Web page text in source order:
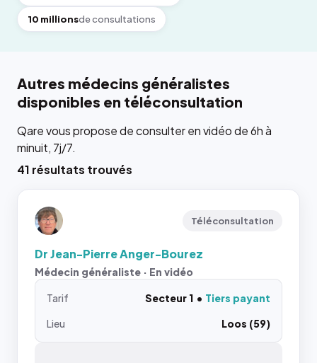
10 millionsde consultations
Autres médecins généralistes
disponibles en téléconsultation
Qare vous propose de consulter en vidéo de 6h à
minuit, 7j/7.
41 résultats trouvés
Téléconsultation
Dr Jean-Pierre Anger-Bourez
Médecin généraliste · En vidéo
Tarif Secteur 1
Tiers payant
Lieu
Loos (59)